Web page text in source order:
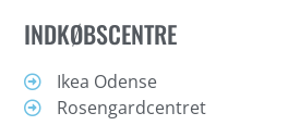
INDKØBSCENTRE
Ikea Odense
Rosengardcentret